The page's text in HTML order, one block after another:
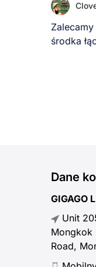
środka
Dane
GIGAGO
Unit
Mongkok
Road,